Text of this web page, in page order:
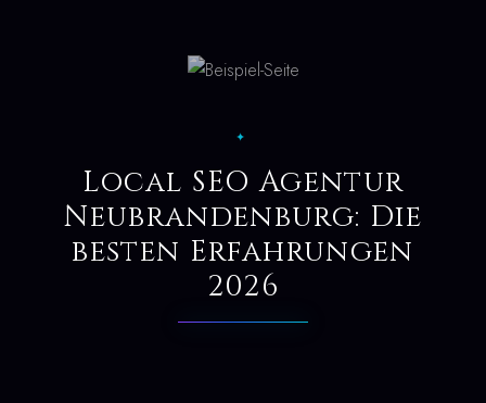
✦
Local SEO Agentur
Neubrandenburg: Die
besten Erfahrungen
2026